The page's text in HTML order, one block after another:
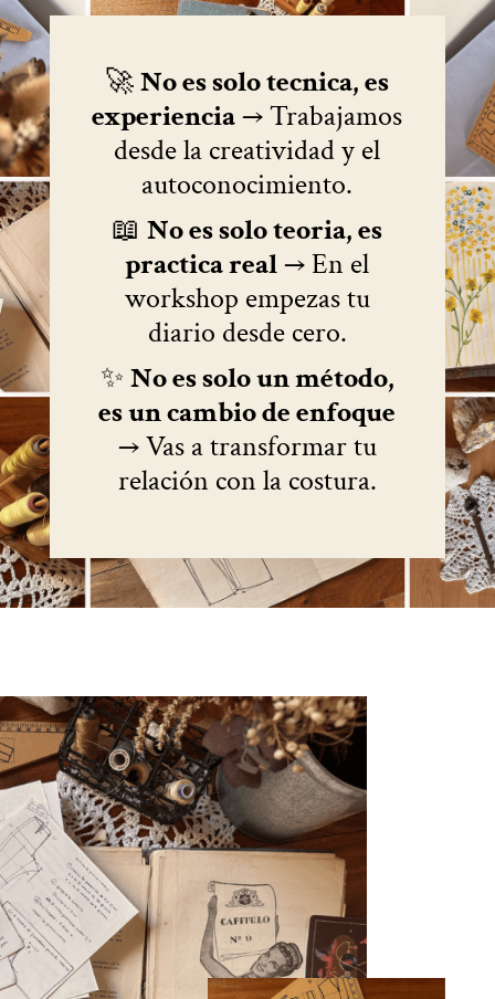
🚀No es solo tecnica, es
experiencia→ Trabajamos
desde la creatividad y el
autoconocimiento.
📖No es solo teoria, es
practica real→ En el
workshop empezas tu
diario desde cero.
✨ No es solo un método,
es un cambio de enfoque
→ Vas a transformar tu
relación con la costura.